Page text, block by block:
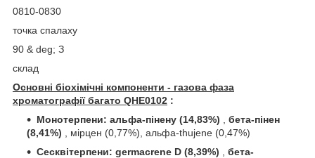
0810-0830
точка спалаху
90 & deg; З
склад
Основні біохімічні компоненти - газова фаза
хроматографії багато QHE0102 :
Монотерпени: альфа-пінену (14,83%)
бета-пінен
(8,41%) , мірцен (0,77%), альфа-thujene (0,47%)
Сесквітерпени: germacrene D (8,39%)
бета-